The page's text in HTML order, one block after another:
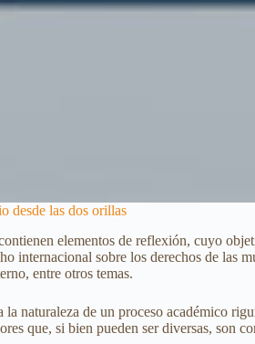
desde las dos orillas
elementos de reflexión, cuyo
internacional sobre los derechos de las
entre otros temas.
naturaleza de un proceso académico
que, si bien pueden ser diversas, son